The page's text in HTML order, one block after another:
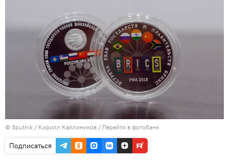
© Sputnik / Кирилл Каллиников / Перейти в фотобанк
Подписаться